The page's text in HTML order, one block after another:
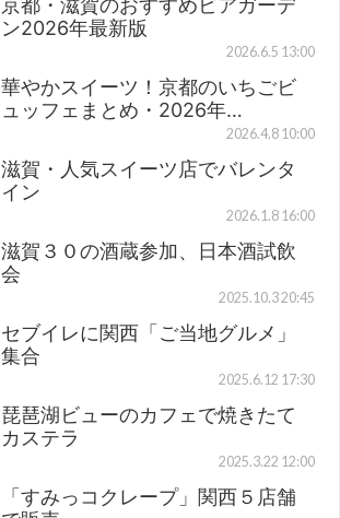
京都・滋賀のおすすめビアガーデ
ン2026年最新版
2026.6.5 13:00
華やかスイーツ！京都のいちごビ
ュッフェまとめ・2026年…
2026.4.8 10:00
滋賀・人気スイーツ店でバレンタ
イン
2026.1.8 16:00
滋賀３０の酒蔵参加、日本酒試飲
会
2025.10.3 20:45
セブイレに関西「ご当地グルメ」
集合
2025.6.12 17:30
琵琶湖ビューのカフェで焼きたて
カステラ
2025.3.22 12:00
「すみっコクレープ」関西５店舗